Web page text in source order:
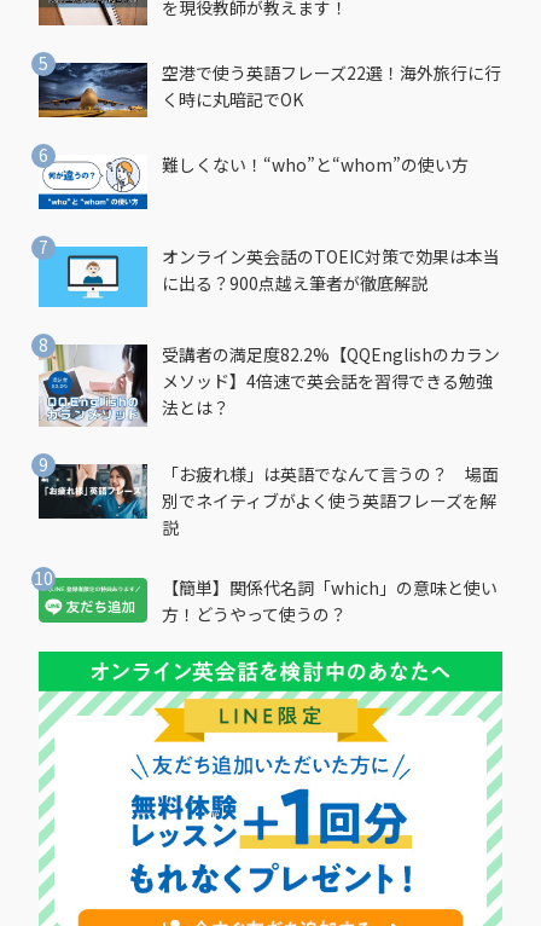
を現役教師が教えます！
空港で使う英語フレーズ22選！海外旅行に行
く時に丸暗記でOK
難しくない！“who”と“whom”の使い方
オンライン英会話のTOEIC対策で効果は本当
に出る？900点越え筆者が徹底解説
受講者の満足度82.2%【QQEnglishのカラン
メソッド】4倍速で英会話を習得できる勉強
法とは？
「お疲れ様」は英語でなんて言うの？ 場面
別でネイティブがよく使う英語フレーズを解
説
【簡単】関係代名詞「which」の意味と使い
方！どうやって使うの？